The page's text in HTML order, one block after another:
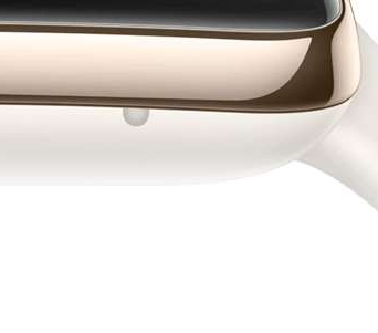
Xiaomi Mi
Black Global
Фітнес-браслет Xiaomi Mi
Smart Band 8 ACTIVE Black
849грн
Немає в наявності